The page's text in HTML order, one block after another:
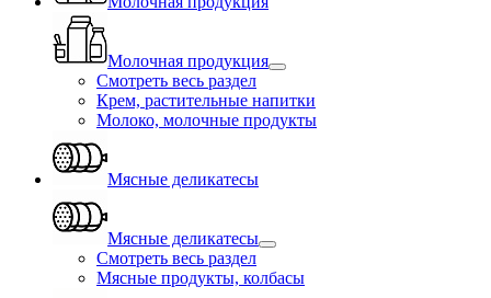
Молочная продукция
Смотреть весь раздел
Крем, растительные напитки
Молоко, молочные продукты
Мясные деликатесы
Мясные деликатесы
Смотреть весь раздел
Мясные продукты, колбасы